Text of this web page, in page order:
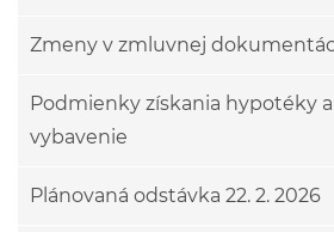
Zmeny v zmluvnej
Podmienky získania hypotéky
vybavenie
Plánovaná odstávka 22. 2. 2026